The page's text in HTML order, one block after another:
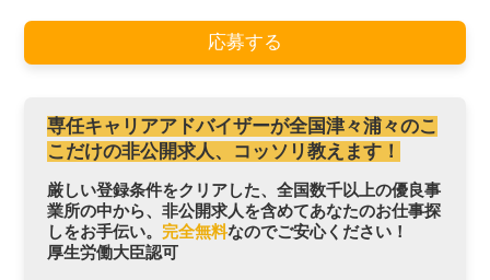
応募する
専任キャリアアドバイザーが全国津々浦々のこ
こだけの非公開求人、コッソリ教えます！
厳しい登録条件をクリアした、全国数千以上の優良事
業所の中から、非公開求人を含めてあなたのお仕事探
しをお手伝い。 完全無料なのでご安心ください！
厚生労働大臣認可